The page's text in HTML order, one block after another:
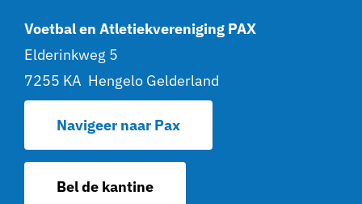
Voetbal en Atletiekvereniging PAX
Elderinkweg 5
7255 KA Hengelo Gelderland
Navigeer naar Pax
Bel de kantine